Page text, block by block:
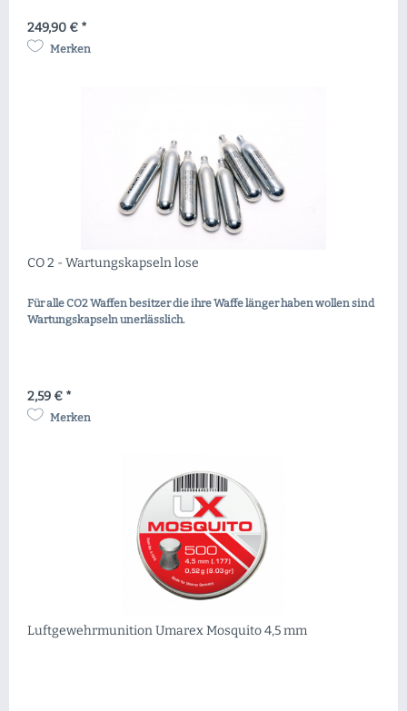
249,90 € *
Merken
CO 2 - Wartungskapseln lose
Für alle CO2 Waffen besitzer die ihre Waffe länger haben wollen sind
Wartungskapseln unerlässlich.
2,59 € *
Merken
Luftgewehrmunition Umarex Mosquito 4,5 mm